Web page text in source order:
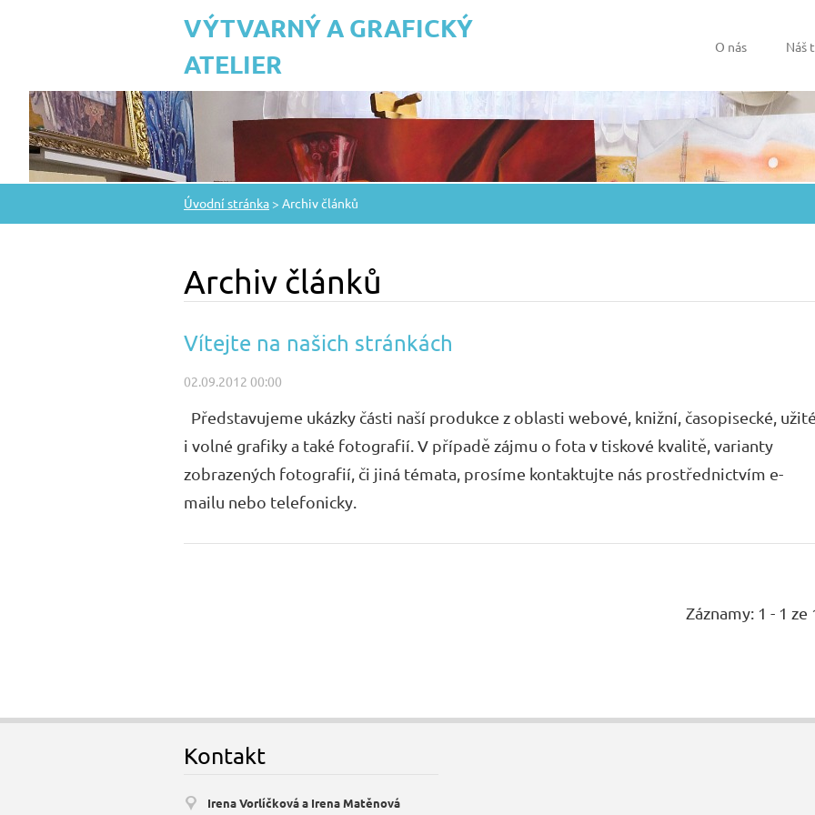
VÝTVARNÝ A GRAFICKÝ
ATELIER
O nás Náš
Úvodní stránka > Archiv článků
Archiv článků
Vítejte na našich stránkách
02.09.2012 00:00
Představujeme ukázky části naší produkce z oblasti webové, knižní, časopisecké,
i volné grafiky a také fotografií. V případě zájmu o fota v tiskové kvalitě, varianty
zobrazených fotografií, či jiná témata, prosíme kontaktujte nás prostřednictvím e-
mailu nebo telefonicky.
Záznamy: 1 - 1 ze
Kontakt
Irena Vorlíčková a Irena Matěnová